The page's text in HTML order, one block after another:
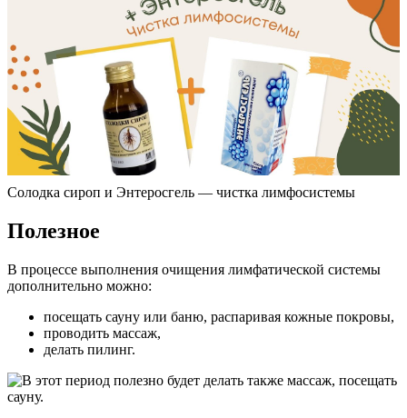
Солодка сироп и Энтеросгель — чистка лимфосистемы
Полезное
В процессе выполнения очищения лимфатической системы
дополнительно можно:
посещать сауну или баню, распаривая кожные покровы,
проводить массаж,
делать пилинг.